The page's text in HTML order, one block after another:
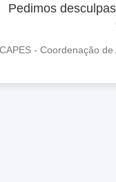
Pedimos
- Coordenação